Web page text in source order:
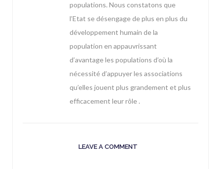
populations. Nous constatons que
l’Etat se désengage de plus en plus du
développement humain de la
population en appauvrissant
d’avantage les populations d’où la
nécessité d’appuyer les associations
qu’elles jouent plus grandement et plus
efficacement leur rôle .
LEAVE A COMMENT